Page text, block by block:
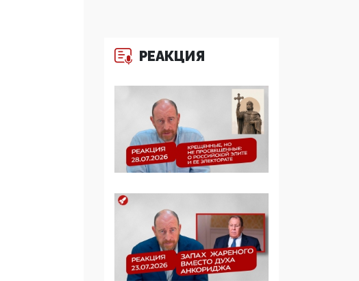
07:39, 25 Мая 2026
Манифест против
ценностей: «Новые
люди» поднимают
электорат феминисток
на битву с
мужчинами-«бабуинам
и»
05:08, 15 Мая 2026
Эзотерика,
инфоцыганство и
лженаука под ширмой
защиты традиционных
ценностей: кто и с чем
РЕАКЦИЯ